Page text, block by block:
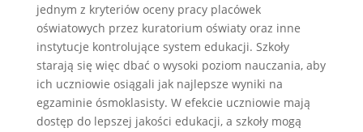
jednym z kryteriów oceny pracy placówek
oświatowych przez kuratorium oświaty oraz inne
instytucje kontrolujące system edukacji. Szkoły
starają się więc dbać o wysoki poziom nauczania, aby
ich uczniowie osiągali jak najlepsze wyniki na
egzaminie ósmoklasisty. W efekcie uczniowie mają
dostęp do lepszej jakości edukacji, a szkoły mogą